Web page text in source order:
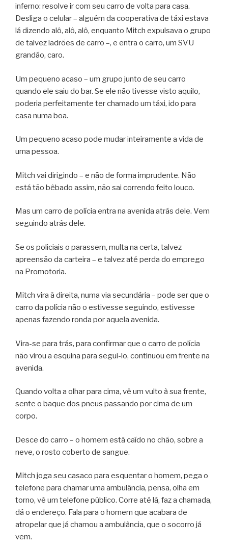
inferno: resolve ir com seu carro de volta para casa.
Desliga o celular – alguém da cooperativa de táxi estava
lá dizendo alô, alô, alô, enquanto Mitch expulsava o grupo
de talvez ladrões de carro –, e entra o carro, um SVU
grandão, caro.
Um pequeno acaso – um grupo junto de seu carro
quando ele saiu do bar. Se ele não tivesse visto aquilo,
poderia perfeitamente ter chamado um táxi, ido para
casa numa boa.
Um pequeno acaso pode mudar inteiramente a vida de
uma pessoa.
Mitch vai dirigindo – e não de forma imprudente. Não
está tão bêbado assim, não sai correndo feito louco.
Mas um carro de polícia entra na avenida atrás dele. Vem
seguindo atrás dele.
Se os policiais o parassem, multa na certa, talvez
apreensão da carteira – e talvez até perda do emprego
na Promotoria.
Mitch vira à direita, numa via secundária – pode ser que o
carro da polícia não o estivesse seguindo, estivesse
apenas fazendo ronda por aquela avenida.
Vira-se para trás, para confirmar que o carro de polícia
não virou a esquina para segui-lo, continuou em frente na
avenida.
Quando volta a olhar para cima, vê um vulto à sua frente,
sente o baque dos pneus passando por cima de um
corpo.
Desce do carro – o homem está caído no chão, sobre a
neve, o rosto coberto de sangue.
Mitch joga seu casaco para esquentar o homem, pega o
telefone para chamar uma ambulância, pensa, olha em
torno, vê um telefone público. Corre até lá, faz a chamada,
dá o endereço. Fala para o homem que acabara de
atropelar que já chamou a ambulância, que o socorro já
vem.